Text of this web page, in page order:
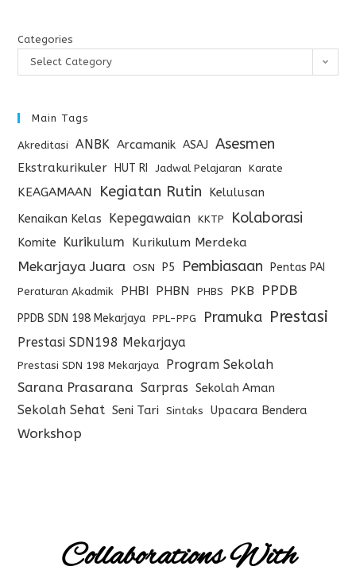
Categories
Select Category
Main Tags
Akreditasi ANBK Arcamanik ASAJ Asesmen
Ekstrakurikuler HUT RI Jadwal Pelajaran Karate
KEAGAMAAN Kegiatan Rutin
Kelulusan
Kenaikan Kelas
Kepegawaian KKTP Kolaborasi
Komite Kurikulum Kurikulum Merdeka
Mekarjaya Juara OSN P5 Pembiasaan Pentas PAI
Peraturan Akadmik PHBI PHBN PHBS PKB PPDB
PPDB SDN 198 Mekarjaya PPL-PPG Pramuka Prestasi
Prestasi SDN198 Mekarjaya
Prestasi SDN 198 Mekarjaya
Program Sekolah
Sarana Prasarana Sarpras Sekolah Aman
Sekolah Sehat Seni Tari Sintaks Upacara Bendera
Workshop
Collaborations With